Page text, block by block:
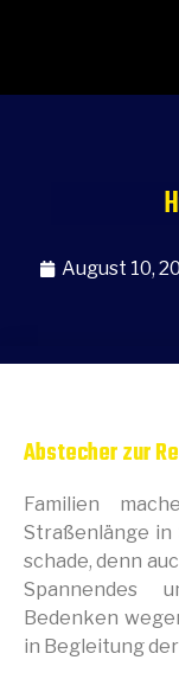
August 10,
Abstecher zur
Familien
Straßenlänge in
schade, denn
Spannendes
Bedenken
in Begleitung